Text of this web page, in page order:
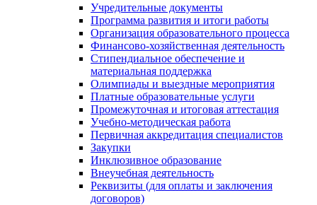
Учредительные документы
Программа развития и итоги работы
Организация образовательного процесса
Финансово-хозяйственная деятельность
Стипендиальное обеспечение и
материальная поддержка
Олимпиады и выездные мероприятия
Платные образовательные услуги
Промежуточная и итоговая аттестация
Учебно-методическая работа
Первичная аккредитация специалистов
Закупки
Инклюзивное образование
Внеучебная деятельность
Реквизиты (для оплаты и заключения
договоров)